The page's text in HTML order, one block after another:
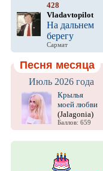
428
Vladavtopilot
На дальнем
берегу
Сармат
Песня месяца
Июль 2026 года
Крылья
моей любви
(Jalagonia)
Баллов: 659